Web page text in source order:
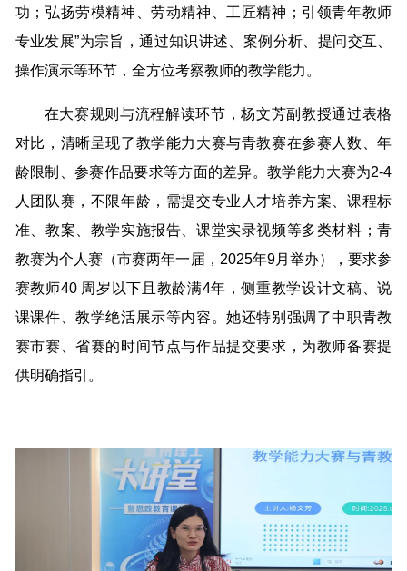
功；弘扬劳模精神、劳动精神、工匠精神；引领青年教师
专业发展”为宗旨，通过知识讲述、案例分析、提问交互、
操作演示等环节，全方位考察教师的教学能力。
在大赛规则与流程解读环节，杨文芳副教授通过表格
对比，清晰呈现了教学能力大赛与青教赛在参赛人数、年
龄限制、参赛作品要求等方面的差异。教学能力大赛为2-4
人团队赛，不限年龄，需提交专业人才培养方案、课程标
准、教案、教学实施报告、课堂实录视频等多类材料；青
教赛为个人赛（市赛两年一届，2025年9月举办），要求参
赛教师40 周岁以下且教龄满4年，侧重教学设计文稿、说
课课件、教学绝活展示等内容。她还特别强调了中职青教
赛市赛、省赛的时间节点与作品提交要求，为教师备赛提
供明确指引。